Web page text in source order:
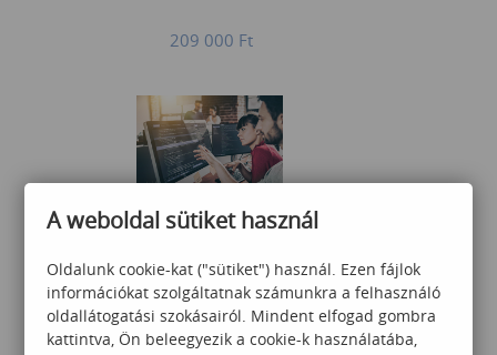
209 000 Ft
Adatbáziselméleti
99 500 Ft
A weboldal sütiket használ
Oldalunk cookie-kat ("sütiket") használ. Ezen fájlok
információkat szolgáltatnak számunkra a felhasználó
oldallátogatási szokásairól. Mindent elfogad gombra
kattintva, Ön beleegyezik a cookie-k használatába,